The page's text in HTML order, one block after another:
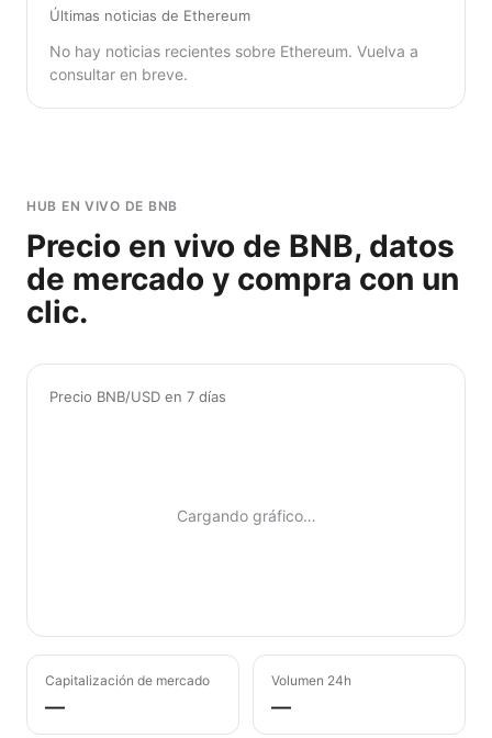
Últimas noticias de Ethereum
No hay noticias recientes sobre Ethereum. Vuelva a
consultar en breve.
HUB EN VIVO DE BNB
Precio en vivo de BNB, datos
de mercado y compra con un
clic.
Precio BNB/USD en 7 días
Cargando gráfico…
Capitalización de mercado
—
Volumen 24h
—